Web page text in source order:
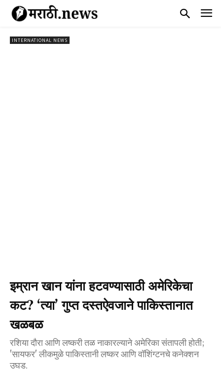
INTERNATIONAL NEWS
इम्रान खान यांना हटवण्यासाठी अमेरिकेचा
कट? ‘त्या’ गुप्त दस्तऐवजाने पाकिस्तानात
खळबळ
रशिया दौरा आणि लष्करी तळ नाकारल्याने अमेरिका संतापली होती;
'सायफर' लीकमुळे पाकिस्तानी लष्कर आणि वॉशिंग्टनचे कनेक्शन
उघड.